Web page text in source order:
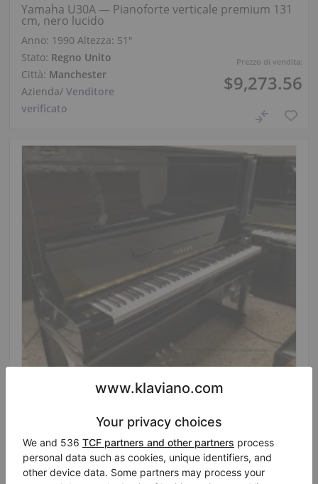
Prezzo di vendita:
$9,273.56
Yamaha U30A — Pianoforte verticale premium 131
cm, nero lucido
Anno: 1990 Altezza: 51″
Stato: Regno Unito
Città: Manchester
Azienda/ Venditore
verificato
Hot
Yamaha U30AS Silent S — pianoforte verticale 131
cm